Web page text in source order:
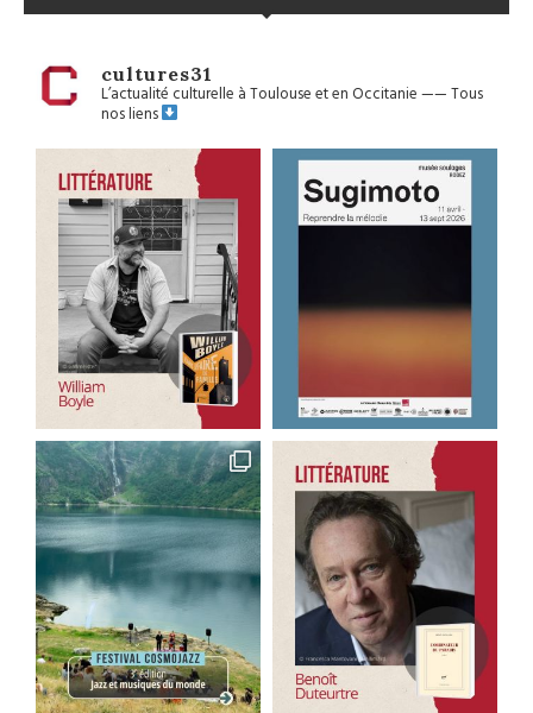
cultures31
L’actualité culturelle à Toulouse et en Occitanie——Tous
nos liens